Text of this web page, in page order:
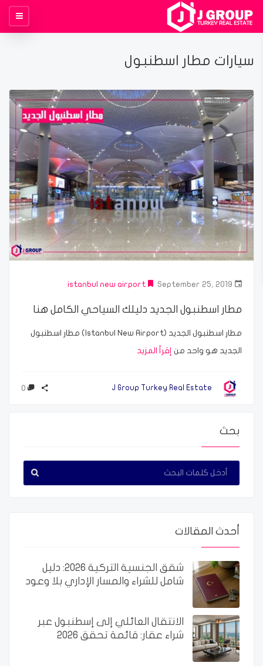
سيارات مطار اسطنبول
September 25, 2019
istanbul new airport
مطار اسطنبول الجديد دليلك السياحي الكامل هنا
مطار اسطنبول الجديد (Istanbul New Airport) مطار اسطنبول
الجديد هو واحد من إقرأ المزيد
J Group Turkey Real Estate
0
بحث
أحدث المقالات
شقق الجنسية التركية 2026: دليل
شامل للشراء والمسار الإداري بلا وعود
الانتقال العائلي إلى إسطنبول عبر
شراء عقار: قائمة تحقق 2026